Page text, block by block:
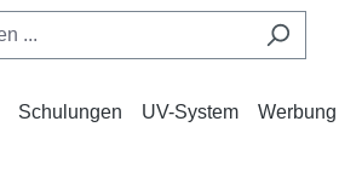
Schulungen UV-System Werbung